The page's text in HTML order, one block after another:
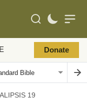
Donate
19